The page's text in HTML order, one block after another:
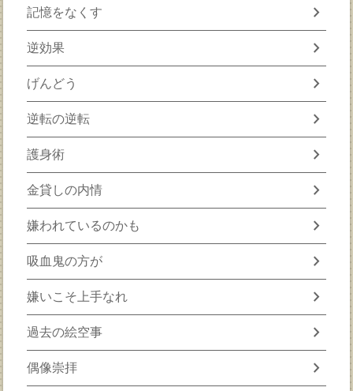
記憶をなくす chevron_right
逆効果 chevron_right
げんどう chevron_right
逆転の逆転 chevron_right
護身術 chevron_right
金貸しの内情 chevron_right
嫌われているのかも chevron_right
吸血鬼の方が chevron_right
嫌いこそ上手なれ chevron_right
過去の絵空事 chevron_right
偶像崇拝 chevron_right